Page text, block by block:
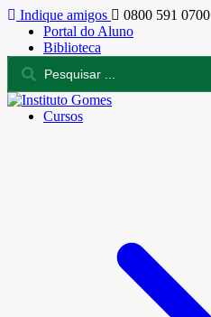
Indique amigos
0800 591 0700
Portal do Aluno
Biblioteca
Cursos